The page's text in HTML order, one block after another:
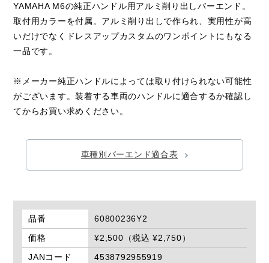
YAMAHA M6の純正ハンドル用アルミ削り出しバーエンド。
取付用カラーを付属。アルミ削り出しで作られ、実用性が高
いだけでなくドレスアップカスタムのワンポイントにもなる
一品です。
※メーカー純正ハンドルによっては取り付けられない可能性
がございます。装着する車両のハンドルに適合するか確認し
てからお買い求めください。
車種別バーエンド適合表
品番
60800236Y2
価格
¥2,500（税込 ¥2,750）
JANコード
4538792955919